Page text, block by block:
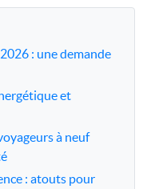
: une demande
et
à neuf
: atouts pour